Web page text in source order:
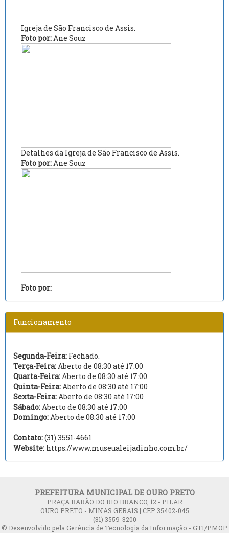
Igreja de São Francisco de Assis.
Foto por: Ane Souz
Detalhes da Igreja de São Francisco de Assis.
Foto por: Ane Souz
Foto por:
Funcionamento
Segunda-Feira: Fechado.
Terça-Feira: Aberto de 08:30 até 17:00
Quarta-Feira: Aberto de 08:30 até 17:00
Quinta-Feira: Aberto de 08:30 até 17:00
Sexta-Feira: Aberto de 08:30 até 17:00
Sábado: Aberto de 08:30 até 17:00
Domingo: Aberto de 08:30 até 17:00
Contato:(31) 3551-4661
Website: https://www.museualeijadinho.com.br/
PREFEITURA MUNICIPAL DE OURO PRETO
PRAÇA BARÃO DO RIO BRANCO, 12 - PILAR
OURO PRETO - MINAS GERAIS | CEP 35402-045
(31) 3559-3200
© Desenvolvido pela Gerência de Tecnologia da Informação - GTI/PMOP